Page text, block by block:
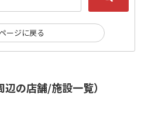
の店舗/施設一覧）
ージに戻る